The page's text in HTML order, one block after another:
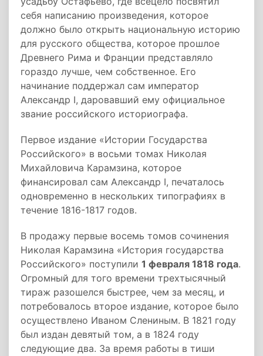
себя написанию произведения, которое
должно было открыть национальную историю
для русского общества, которое прошлое
Древнего Рима и Франции представляло
гораздо лучше, чем собственное. Его
начинание поддержал сам император
Александр I, даровавший ему официальное
звание российского историографа.
Первое издание «Истории Государства
Российского» в восьми томах Николая
Михайловича Карамзина, которое
финансировал сам Александр I, печаталось
одновременно в нескольких типографиях в
течение 1816-1817 годов.
В продажу первые восемь томов сочинения
Николая Карамзина «История государства
Российского» поступили 1 февраля 1818 года.
Огромный для того времени трехтысячный
тираж разошелся быстрее, чем за месяц, и
потребовалось второе издание, которое было
осуществлено Иваном Слениным. В 1821 году
был издан девятый том, а в 1824 году
следующие два. За время работы в тиши